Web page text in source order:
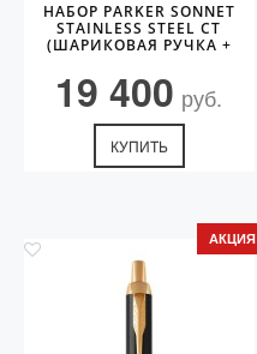
НАБОР PARKER SONNET
STAINLESS STEEL CT
(ШАРИКОВАЯ РУЧКА +
19 400 руб.
КУПИТЬ
АКЦИЯ